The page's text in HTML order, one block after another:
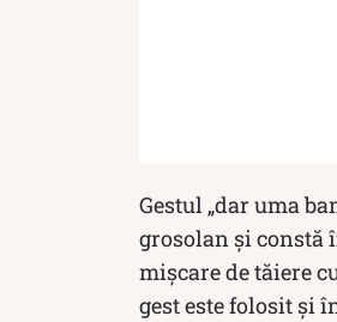
Gestul „dar uma
grosolan și constă
mișcare de tăiere
gest este folosit și